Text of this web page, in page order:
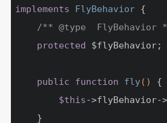
implements
FlyBehavior {
/** @type
FlyBehavior
protected $flyBehavior;
public function fly()
{
$this-